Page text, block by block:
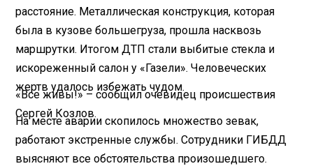
расстояние. Металлическая конструкция, которая
была в кузове большегруза, прошла насквозь
маршрутки. Итогом ДТП стали выбитые стекла и
искореженный салон у «Газели». Человеческих
жертв удалось избежать чудом.
«Все живы!» – сообщил очевидец происшествия
Сергей Козлов.
На месте аварии скопилось множество зевак,
работают экстренные службы. Сотрудники ГИБДД
выясняют все обстоятельства произошедшего.